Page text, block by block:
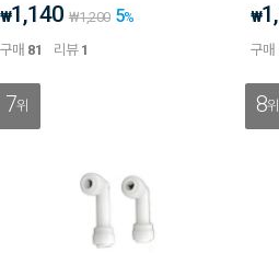
₩1,140 ₩1,200 5%
구매 81 리뷰 1
₩
구매
7위 8위